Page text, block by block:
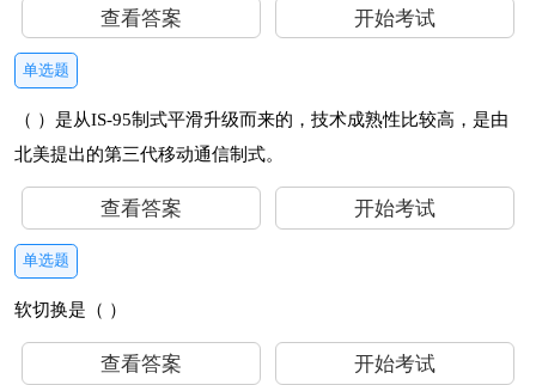
查看答案 开始考试
单选题
（ ）是从IS-95制式平滑升级而来的，技术成熟性比较高，是由
北美提出的第三代移动通信制式。
查看答案 开始考试
单选题
软切换是（ ）
查看答案 开始考试